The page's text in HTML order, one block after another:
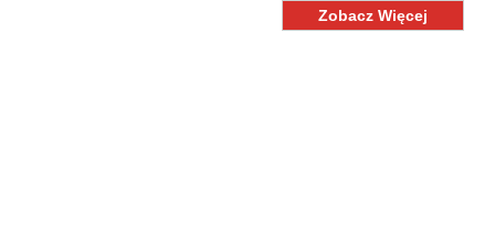
Zobacz Więcej